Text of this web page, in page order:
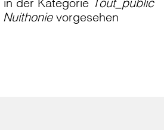
in der Kategorie Tout_public
Nuithonievorgesehen